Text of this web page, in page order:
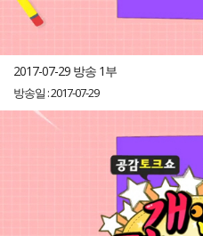
2017-07-29 방송 1부
방송일 : 2017-07-29